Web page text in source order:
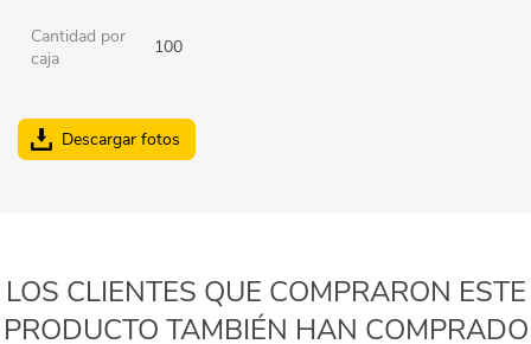
Cantidad por
caja
100
Descargar fotos
LOS CLIENTES QUE COMPRARON ESTE
PRODUCTO TAMBIÉN HAN COMPRADO